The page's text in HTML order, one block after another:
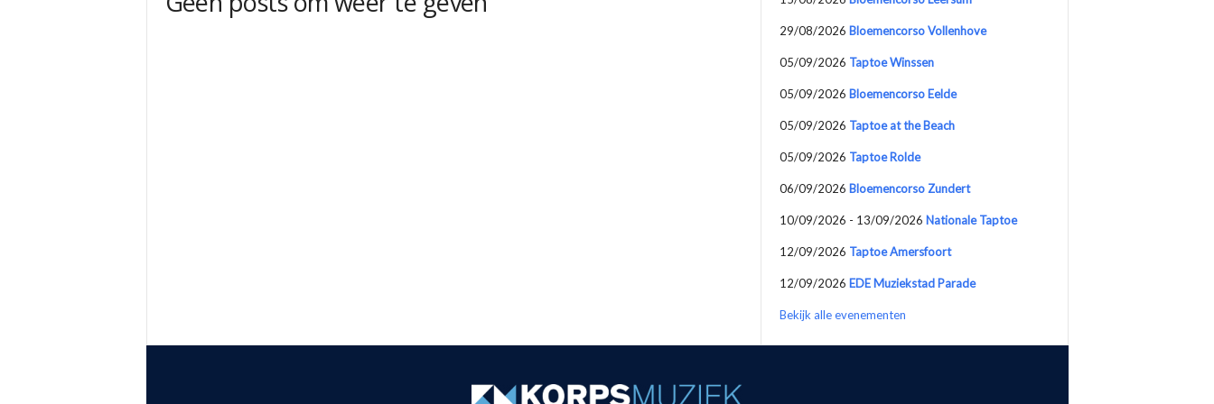
29/08/2026 Bloemencorso Vollenhove
05/09/2026 Taptoe Winssen
05/09/2026 Bloemencorso Eelde
05/09/2026 Taptoe at the Beach
05/09/2026 Taptoe Rolde
06/09/2026 Bloemencorso Zundert
10/09/2026 - 13/09/2026 Nationale Taptoe
12/09/2026 Taptoe Amersfoort
12/09/2026 EDE Muziekstad Parade
Bekijk alle evenementen